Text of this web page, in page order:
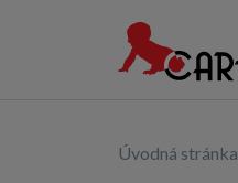
Úvodná stránka